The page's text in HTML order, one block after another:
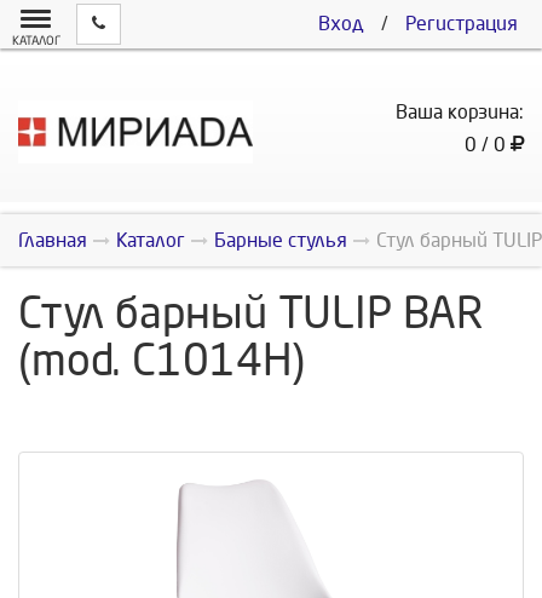
Вход / Регистрация
КАТАЛОГ
Ваша корзина:
0 / 0
Главная Каталог Барные стулья Стул барный
Стул барный TULIP BAR
(mod. C1014H)